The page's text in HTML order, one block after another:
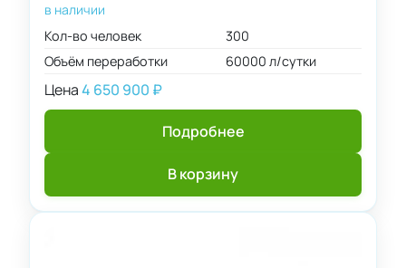
в наличии
Кол-во человек
300
Объём переработки
60000 л/сутки
Цена4 650 900 ₽
Подробнее
В корзину